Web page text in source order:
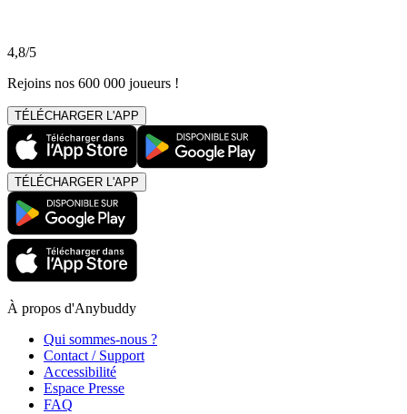
4,8/5
Rejoins nos 600 000 joueurs !
TÉLÉCHARGER L'APP
TÉLÉCHARGER L'APP
À propos d'Anybuddy
Qui sommes-nous ?
Contact / Support
Accessibilité
Espace Presse
FAQ